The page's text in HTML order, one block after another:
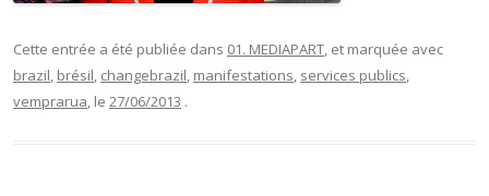
Cette entrée a été publiée dans 01. MEDIAPART, et marquée avec
brazil, brésil, changebrazil, manifestations, services publics,
vemprarua, le 27/06/2013 .